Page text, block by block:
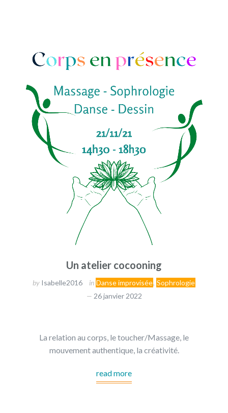
Un atelier cocooning
by Isabelle2016 in Danse improvisée, Sophrologie
26 janvier 2022
La relation au corps, le toucher/Massage, le
mouvement authentique, la créativité.
read more